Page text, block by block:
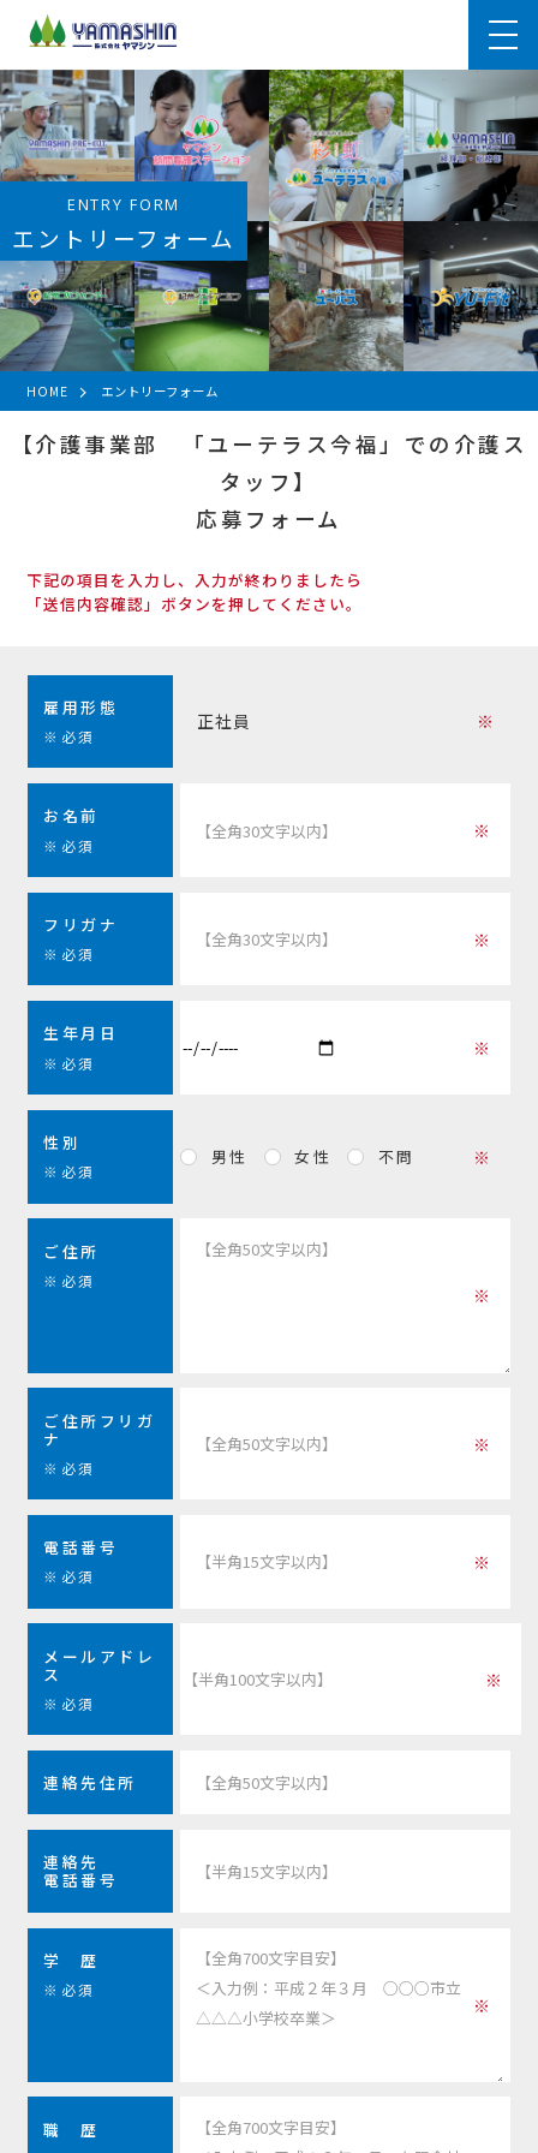
ENTRY FORM
エントリーフォーム
HOME エントリーフォーム
【介護事業部 「ユーテラス今福」での介護ス
タッフ】
応募フォーム
下記の項目を入力し、入力が終わりましたら
「送信内容確認」ボタンを押してください。
雇用形態
※必須
正社員
お名前
※必須
フリガナ
※必須
生年月日
※必須
性別
※必須
男性 女性 不問
ご住所
※必須
ご住所フリガ
ナ
※必須
電話番号
※必須
メールアドレ
ス
※必須
連絡先住所
連絡先
電話番号
学 歴
※必須
職 歴